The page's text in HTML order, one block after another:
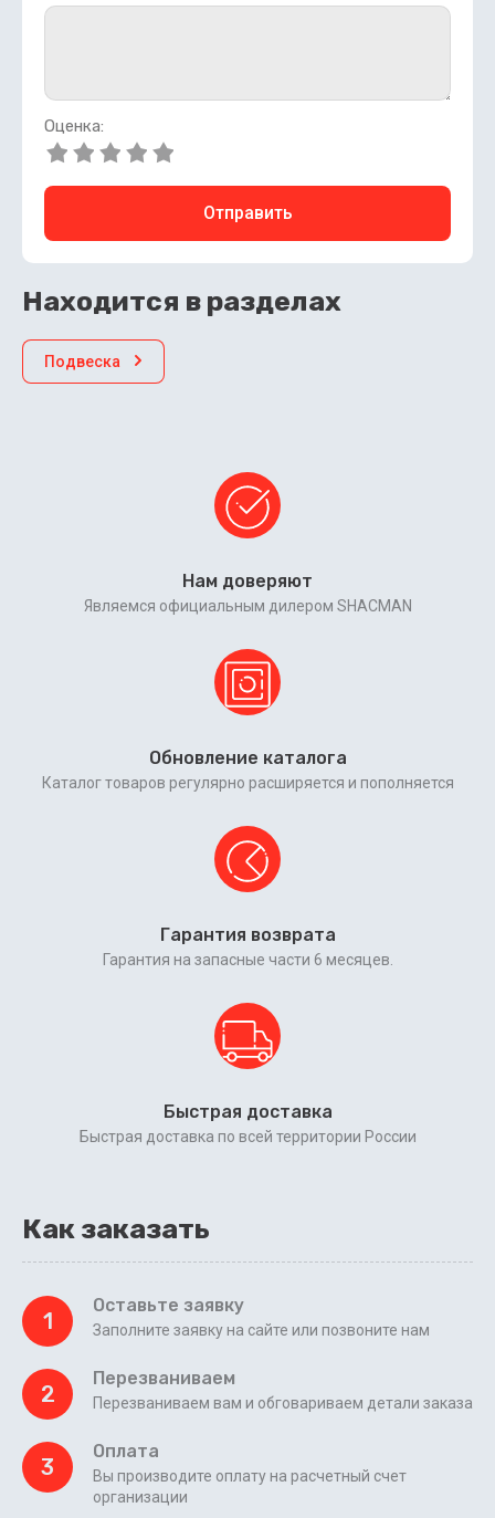
Оценка:
Отправить
Находится в разделах
Подвеска
Нам доверяют
Являемся официальным дилером SHACMAN
Обновление каталога
Каталог товаров регулярно расширяется и пополняется
Гарантия возврата
Гарантия на запасные части 6 месяцев.
Быстрая доставка
Быстрая доставка по всей территории России
Как заказать
1
Оставьте заявку
Заполните заявку на сайте или позвоните нам
2
Перезваниваем
Перезваниваем вам и обговариваем детали заказа
3
Оплата
Вы производите оплату на расчетный счет
организации